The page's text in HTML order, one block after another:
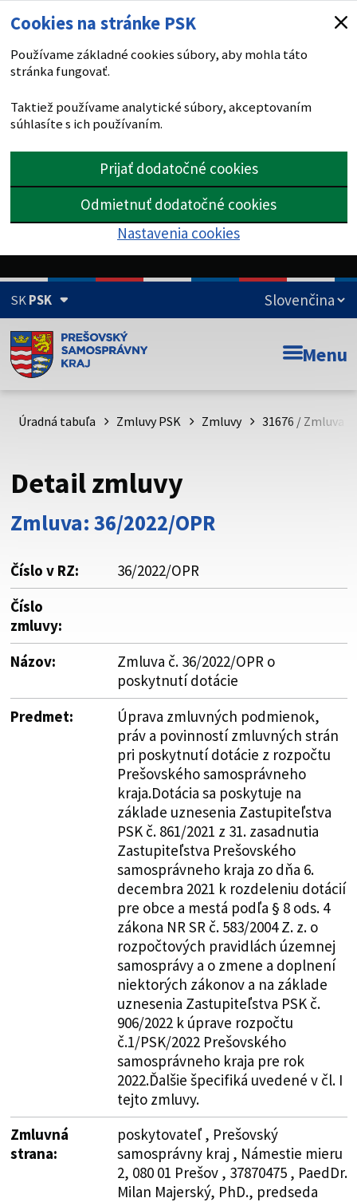
Cookies na stránke PSK
Používame základné cookies súbory, aby mohla táto
stránka fungovať.
Taktiež používame analytické súbory, akceptovaním
súhlasíte s ich používaním.
Prijať dodatočné cookies
Odmietnuť dodatočné cookies
Nastavenia cookies
SKPSK
Doména psk.sk je oficiálna
Toto je oficiálna webová stránka Prešovského
psk.sk.
Buďte pozorní a vždy sa uistite, že zdieľate informácie iba
cez zabezpečenú webovú stránku. Zabezpečená stránka
vždy začína https:// pred názvom domény webového sídla.
Menu
Úradná tabuľa Zmluvy PSK Zmluvy 31676 / Zmluva
Detail zmluvy
Zmluva: 36/2022/OPR
Číslo v RZ:
36/2022/OPR
Číslo
zmluvy:
Názov:
Zmluva č. 36/2022/OPR o
poskytnutí dotácie
Predmet:
Úprava zmluvných podmienok,
práv a povinností zmluvných strán
pri poskytnutí dotácie z rozpočtu
Prešovského samosprávneho
kraja.Dotácia sa poskytuje na
základe uznesenia Zastupiteľstva
PSK č. 861/2021 z 31. zasadnutia
Zastupiteľstva Prešovského
samosprávneho kraja zo dňa 6.
decembra 2021 k rozdeleniu dotácií
pre obce a mestá podľa § 8 ods. 4
zákona NR SR č. 583/2004 Z. z. o
rozpočtových pravidlách územnej
samosprávy a o zmene a doplnení
niektorých zákonov a na základe
uznesenia Zastupiteľstva PSK č.
906/2022 k úprave rozpočtu
č.1/PSK/2022 Prešovského
samosprávneho kraja pre rok
2022.Ďalšie špecifiká uvedené v čl. I
tejto zmluvy.
Zmluvná
strana:
poskytovateľ , Prešovský
samosprávny kraj , Námestie mieru
2, 080 01 Prešov , 37870475 , PaedDr.
Milan Majerský, PhD., predseda